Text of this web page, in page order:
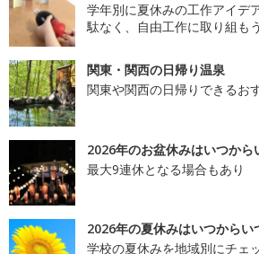
学年別に夏休みの工作アイデ
駄なく、自由工作に取り組も
関東・関西の日帰り温泉
関東や関西の日帰りできるお
2026年のお盆休みはいつから
最大9連休となる場合もあり
2026年の夏休みはいつからい
学校の夏休みを地域別にチェ